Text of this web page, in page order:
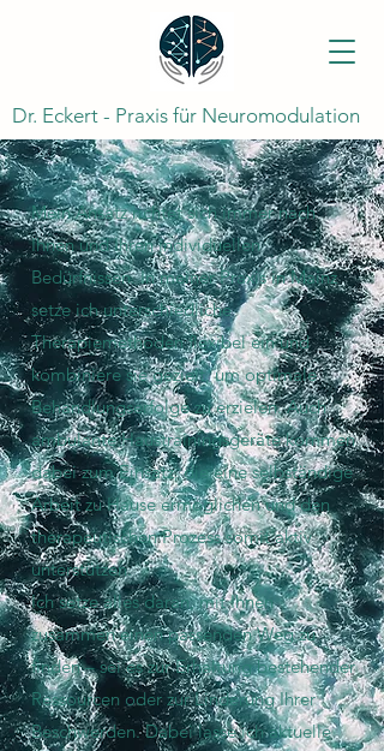
Dr. Eckert - Praxis für Neuromodulation
Mein Ansatz richtet sich immer nach
Ihnen und Ihren individuellen
Bedürfnissen.In meiner Praxis in Mainz
setze ich unterschiedliche
Therapiemethoden flexibel ein und
kombiniere sie gezielt, um optimale
Behandlungserfolge zu erzielen. Auch
ambulante Haustrainingsgeräte kommen
dabei zum Einsatz, die eine selbständige
Arbeit zu Hause ermöglichen und den
therapeutischen Prozess somit aktiv
unterstützen.
Ich setze alles daran, mit Ihnen
zusammen einen passenden Weg zu
finden – sei es zur Erhaltung bestehender
Ressourcen oder zur Linderung Ihrer
Beschwerden. Dabei lasse ich aktuelle